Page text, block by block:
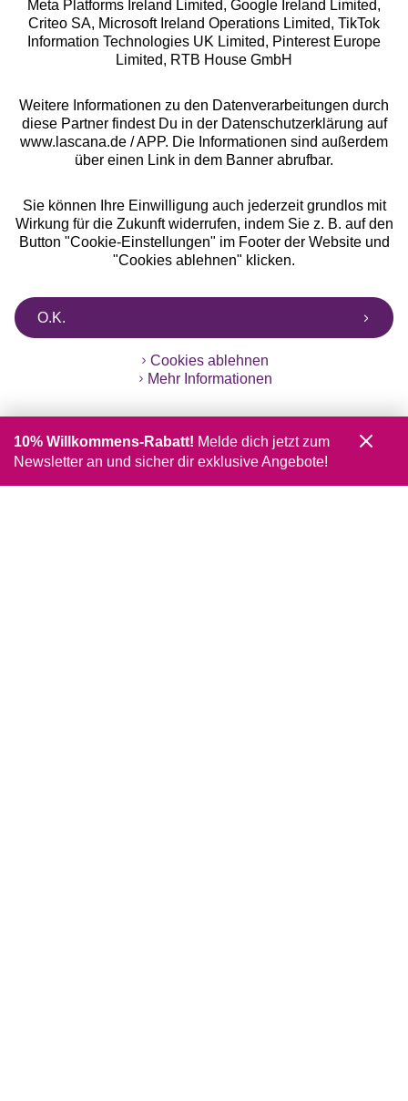
Alle Preise inkl. MwSt., zzgl.
Versandkosten
** Bonität vorausgesetzt, berechtigt zur Bonitätsprüfung
Meta Platforms Ireland Limited, Google Ireland Limited,
Criteo SA, Microsoft Ireland Operations Limited, TikTok
Information Technologies UK Limited, Pinterest Europe
Limited, RTB House GmbH
Weitere Informationen zu den Datenverarbeitungen durch
diese Partner findest Du in der Datenschutzerklärung auf
www.lascana.de / APP. Die Informationen sind außerdem
über einen Link in dem Banner abrufbar.
Sie können Ihre Einwilligung auch jederzeit grundlos mit
Wirkung für die Zukunft widerrufen, indem Sie z. B. auf den
Button "Cookie-Einstellungen" im Footer der Website und
"Cookies ablehnen" klicken.
O.K.
Cookies ablehnen
Mehr Informationen
10% Willkommens-Rabatt! Melde dich jetzt zum
Newsletter an und sicher dir exklusive Angebote!